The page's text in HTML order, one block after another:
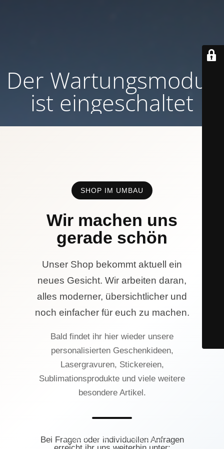
Der Wartungsmodus
ist eingeschaltet
SHOP IM UMBAU
Wir machen uns
gerade schön
Unser Shop bekommt aktuell ein
neues Gesicht. Wir arbeiten daran,
alles moderner, übersichtlicher und
noch einfacher für euch zu machen.
Bald findet ihr hier wieder unsere
personalisierten Geschenkideen,
Lasergravuren, Stickereien,
Sublimationsprodukte und viele weitere
besondere Artikel.
Bei Fragen oder individuellen Anfragen
© Lasercrew Hamburg 2023